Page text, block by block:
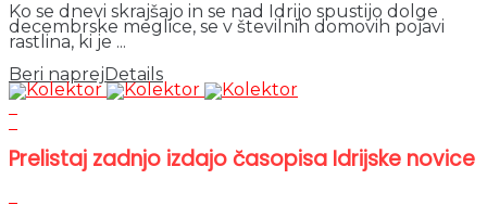
Ko se dnevi skrajšajo in se nad Idrijo spustijo dolge
decembrske meglice, se v številnih domovih pojavi
rastlina, ki je ...
Beri naprej Details
Prelistaj zadnjo izdajo časopisa Idrijske novice